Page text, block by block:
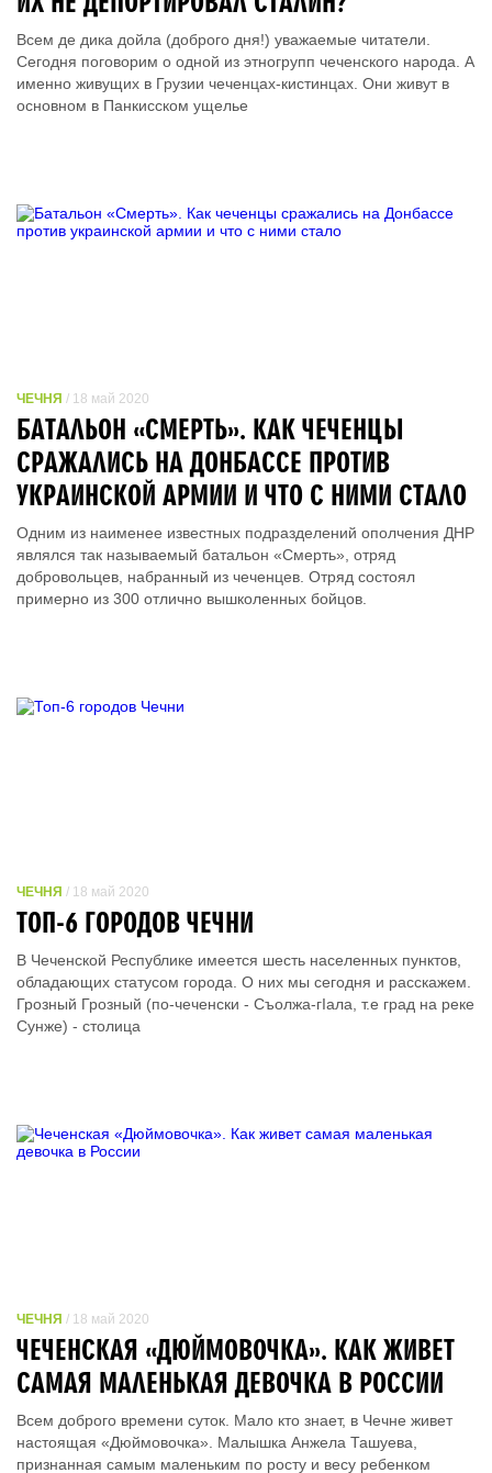
Всем де дика дойла (доброго дня!) уважаемые читатели.
Сегодня поговорим о одной из этногрупп чеченского народа. А
именно живущих в Грузии чеченцах-кистинцах. Они живут в
основном в Панкисском ущелье
ЧЕЧНЯ / 18 май 2020
БАТАЛЬОН «CМEPТЬ». КАК ЧЕЧЕНЦЫ
СРАЖАЛИСЬ НА ДОНБАССЕ ПРОТИВ
УКРАИНСКОЙ АРМИИ И ЧТО С НИМИ СТАЛО
Одним из наименее известных подразделений ополчения ДНР
являлся так называемый батальон «Cмepть», отряд
добровольцев, набранный из чеченцев. Отряд состоял
примерно из 300 отлично вышколенных бойцов.
ЧЕЧНЯ / 18 май 2020
ТОП-6 ГОРОДОВ ЧЕЧНИ
В Чеченской Республике имеется шесть населенных пунктов,
обладающих статусом города. О них мы сегодня и расскажем.
Грозный Грозный (по-чеченски - Съолжа-гIала, т.е град на реке
Сунже) - столица
ЧЕЧНЯ / 18 май 2020
ЧЕЧЕНСКАЯ «ДЮЙМОВОЧКА». КАК ЖИВЕТ
САМАЯ МАЛЕНЬКАЯ ДЕВОЧКА В РОССИИ
Всем доброго времени суток. Мало кто знает, в Чечне живет
настоящая «Дюймовочка». Малышка Анжела Ташуева,
признанная самым маленьким по росту и весу ребенком